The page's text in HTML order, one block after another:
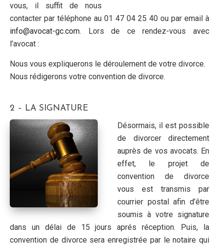
vous, il suffit de nous
contacter par téléphone au 01 47 04 25 40 ou par email à
info@avocat-gc.com. Lors de ce rendez-vous avec
l’avocat :
Nous vous expliquerons le déroulement de votre divorce.
Nous rédigerons votre convention de divorce.
2 – LA SIGNATURE
Désormais, il est possible
de divorcer directement
auprès de vos avocats. En
effet, le projet de
convention de divorce
vous est transmis par
courrier postal afin d’être
soumis à votre signature
dans un délai de 15 jours aprés réception. Puis, la
convention de divorce sera enregistrée par le notaire qui